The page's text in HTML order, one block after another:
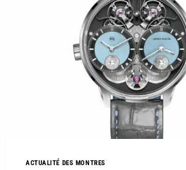
ACTUALITÉ DES MONTRES